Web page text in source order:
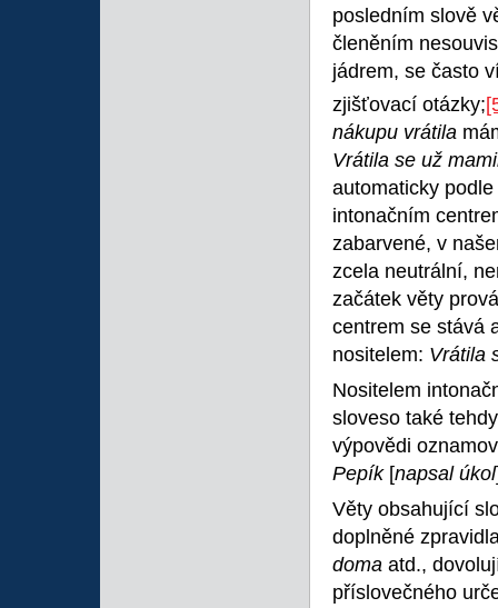
posledním slově
členěním
jádrem, se často
zjišťovací otázky;
nákupu vrátila
Vrátila se už
automaticky
intonačním
zabarvené, v
zcela neutrální,
začátek věty
centrem se stává
nositelem: Vrátila
Nositelem
sloveso také
výpovědi
Pepík [napsal úkol
Věty obsahující
doplněné
doma atd.,
příslovečného